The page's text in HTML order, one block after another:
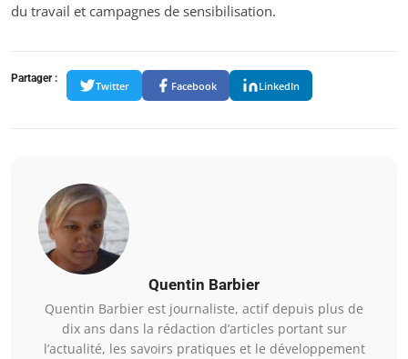
du travail et campagnes de sensibilisation.
Partager :
Twitter Facebook LinkedIn
Quentin Barbier
Quentin Barbier est journaliste, actif depuis plus de
dix ans dans la rédaction d’articles portant sur
l’actualité, les savoirs pratiques et le développement